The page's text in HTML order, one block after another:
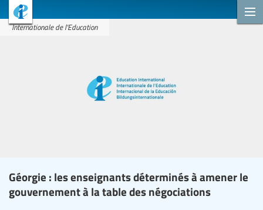
Internationale de l'Education
Géorgie : les enseignants déterminés à amener le
gouvernement à la table des négociations